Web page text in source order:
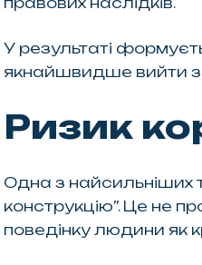
У результаті
якнайшвидше вийти з
Ризик
Одна з найсильніших
конструкцію”. Це не
поведінку людини як